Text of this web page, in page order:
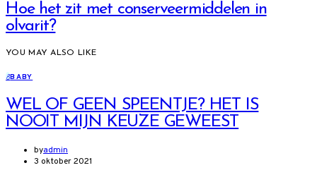
Hoe het zit met conserveermiddelen in
olvarit?
YOU MAY ALSO LIKE
BBABY
WEL OF GEEN SPEENTJE? HET IS
NOOIT MIJN KEUZE GEWEEST
byadmin
3 oktober 2021